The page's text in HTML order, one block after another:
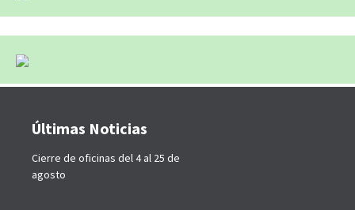
Últimas Noticias
Cierre de oficinas del 4 al 25 de
agosto